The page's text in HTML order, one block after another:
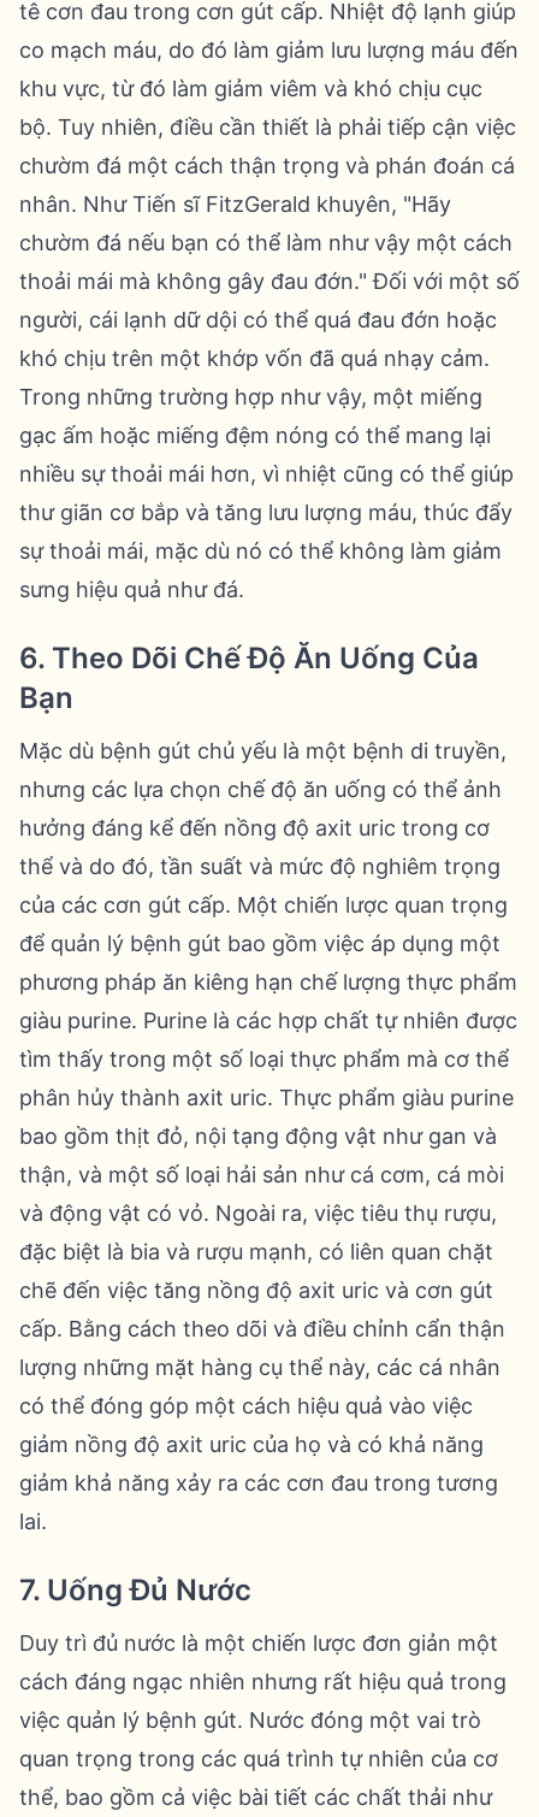
tê cơn đau trong cơn gút cấp. Nhiệt độ lạnh giúp
co mạch máu, do đó làm giảm lưu lượng máu đến
khu vực, từ đó làm giảm viêm và khó chịu cục
bộ. Tuy nhiên, điều cần thiết là phải tiếp cận việc
chườm đá một cách thận trọng và phán đoán cá
nhân. Như Tiến sĩ FitzGerald khuyên, "Hãy
chườm đá nếu bạn có thể làm như vậy một cách
thoải mái mà không gây đau đớn." Đối với một số
người, cái lạnh dữ dội có thể quá đau đớn hoặc
khó chịu trên một khớp vốn đã quá nhạy cảm.
Trong những trường hợp như vậy, một miếng
gạc ấm hoặc miếng đệm nóng có thể mang lại
nhiều sự thoải mái hơn, vì nhiệt cũng có thể giúp
thư giãn cơ bắp và tăng lưu lượng máu, thúc đẩy
sự thoải mái, mặc dù nó có thể không làm giảm
sưng hiệu quả như đá.
6. Theo Dõi Chế Độ Ăn Uống Của
Bạn
Mặc dù bệnh gút chủ yếu là một bệnh di truyền,
nhưng các lựa chọn chế độ ăn uống có thể ảnh
hưởng đáng kể đến nồng độ axit uric trong cơ
thể và do đó, tần suất và mức độ nghiêm trọng
của các cơn gút cấp. Một chiến lược quan trọng
để quản lý bệnh gút bao gồm việc áp dụng một
phương pháp ăn kiêng hạn chế lượng thực phẩm
giàu purine. Purine là các hợp chất tự nhiên được
tìm thấy trong một số loại thực phẩm mà cơ thể
phân hủy thành axit uric. Thực phẩm giàu purine
bao gồm thịt đỏ, nội tạng động vật như gan và
thận, và một số loại hải sản như cá cơm, cá mòi
và động vật có vỏ. Ngoài ra, việc tiêu thụ rượu,
đặc biệt là bia và rượu mạnh, có liên quan chặt
chẽ đến việc tăng nồng độ axit uric và cơn gút
cấp. Bằng cách theo dõi và điều chỉnh cẩn thận
lượng những mặt hàng cụ thể này, các cá nhân
có thể đóng góp một cách hiệu quả vào việc
giảm nồng độ axit uric của họ và có khả năng
giảm khả năng xảy ra các cơn đau trong tương
lai.
7. Uống Đủ Nước
Duy trì đủ nước là một chiến lược đơn giản một
cách đáng ngạc nhiên nhưng rất hiệu quả trong
việc quản lý bệnh gút. Nước đóng một vai trò
quan trọng trong các quá trình tự nhiên của cơ
thể, bao gồm cả việc bài tiết các chất thải như